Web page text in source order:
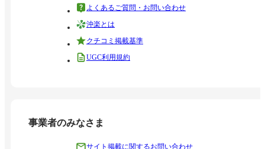
よくあるご質問・お問い合わせ
沖楽とは
クチコミ掲載基準
UGC利用規約
事業者のみなさま
サイト掲載に関するお問い合わせ